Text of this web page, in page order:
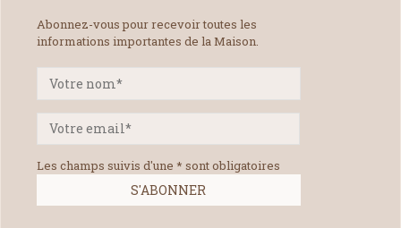
Abonnez-vous pour recevoir toutes les
informations importantes de la Maison.
Les champs suivis d'une * sont obligatoires